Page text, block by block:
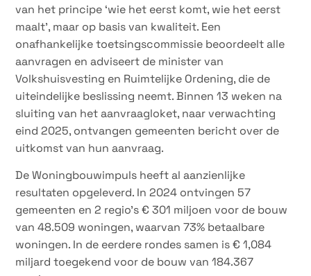
van het principe ‘wie het eerst komt, wie het eerst
maalt’, maar op basis van kwaliteit. Een
onafhankelijke toetsingscommissie beoordeelt alle
aanvragen en adviseert de minister van
Volkshuisvesting en Ruimtelijke Ordening, die de
uiteindelijke beslissing neemt. Binnen 13 weken na
sluiting van het aanvraagloket, naar verwachting
eind 2025, ontvangen gemeenten bericht over de
uitkomst van hun aanvraag.
De Woningbouwimpuls heeft al aanzienlijke
resultaten opgeleverd. In 2024 ontvingen 57
gemeenten en 2 regio’s € 301 miljoen voor de bouw
van 48.509 woningen, waarvan 73% betaalbare
woningen. In de eerdere rondes samen is € 1,084
miljard toegekend voor de bouw van 184.367